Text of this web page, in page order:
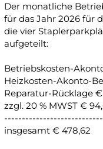
Der monatliche
für das Jahr 2026 für
die vier
aufgeteilt:
Betriebskosten-
Heizkosten-Akonto-
Reparatur-Rücklage
zzgl. 20 % MWST €
insgesamt € 478,62